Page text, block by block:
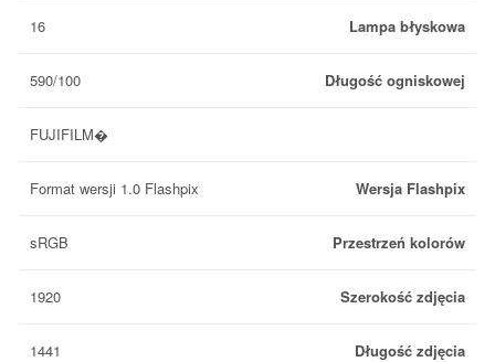
Lampa błyskowa
16
Długość ogniskowej
590/100
FUJIFILM�
Wersja Flashpix
Format wersji 1.0 Flashpix
Przestrzeń kolorów
sRGB
Szerokość zdjęcia
1920
Długość zdjęcia
1441